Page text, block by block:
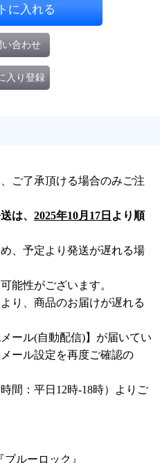
に入れる
い合わせ
入り登録
ご了承頂ける場合のみご注
は、 2025年10月17日 より順
、予定より発送が遅れる場
能性がございます。
り、商品のお届けが遅れる
ール(自動配信)】が届いてい
ール設定を再度ご確認の
時間：平日12時-18時）よりご
ルーロック』